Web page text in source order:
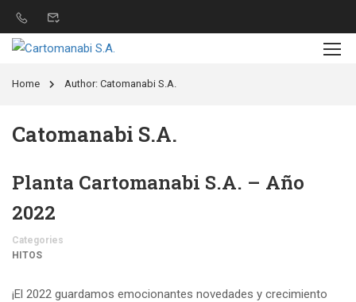
Home Author: Catomanabi S.A.
Catomanabi S.A.
Planta Cartomanabi S.A. – Año
2022
Categories
HITOS
¡El 2022 guardamos emocionantes novedades y crecimiento